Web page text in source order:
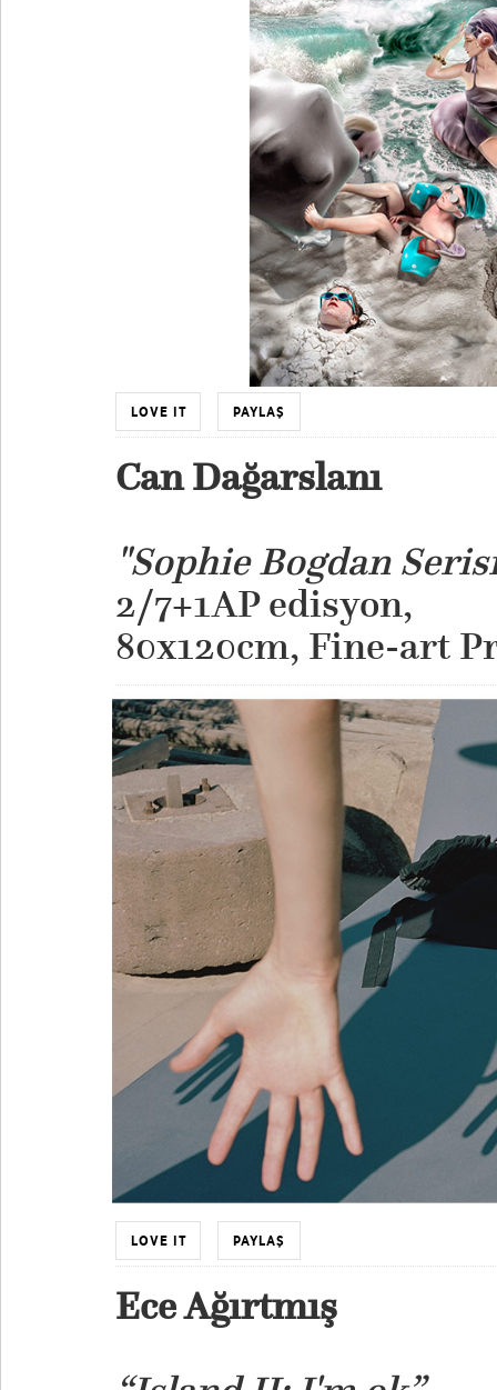
LOVE IT PAYLAŞ
Can Dağarslanı
"Sophie Bogdan
2/7+1AP edisyon,
​80x120cm, Fine-art
LOVE IT PAYLAŞ
Ece Ağırtmış